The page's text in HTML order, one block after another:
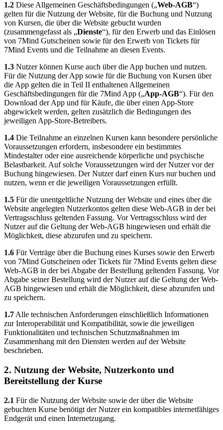
1.2 Diese Allgemeinen Geschäftsbedingungen („Web-AGB“)
gelten für die Nutzung der Website, für die Buchung und Nutzung
von Kursen, die über die Website gebucht wurden
(zusammengefasst als „Dienste“), für den Erwerb und das Einlösen
von 7Mind Gutscheinen sowie für den Erwerb von Tickets für
7Mind Events und die Teilnahme an diesen Events.
1.3 Nutzer können Kurse auch über die App buchen und nutzen.
Für die Nutzung der App sowie für die Buchung von Kursen über
die App gelten die in Teil II enthaltenen Allgemeinen
Geschäftsbedingungen für die 7Mind App („App-AGB“). Für den
Download der App und für Käufe, die über einen App-Store
abgewickelt werden, gelten zusätzlich die Bedingungen des
jeweiligen App-Store-Betreibers.
1.4 Die Teilnahme an einzelnen Kursen kann besondere persönliche
Voraussetzungen erfordern, insbesondere ein bestimmtes
Mindestalter oder eine ausreichende körperliche und psychische
Belastbarkeit. Auf solche Voraussetzungen wird der Nutzer vor der
Buchung hingewiesen. Der Nutzer darf einen Kurs nur buchen und
nutzen, wenn er die jeweiligen Voraussetzungen erfüllt.
1.5 Für die unentgeltliche Nutzung der Website und eines über die
Website angelegten Nutzerkontos gelten diese Web-AGB in der bei
Vertragsschluss geltenden Fassung. Vor Vertragsschluss wird der
Nutzer auf die Geltung der Web-AGB hingewiesen und erhält die
Möglichkeit, diese abzurufen und zu speichern.
1.6 Für Verträge über die Buchung eines Kurses sowie den Erwerb
von 7Mind Gutscheinen oder Tickets für 7Mind Events gelten diese
Web-AGB in der bei Abgabe der Bestellung geltenden Fassung. Vor
Abgabe seiner Bestellung wird der Nutzer auf die Geltung der Web-
AGB hingewiesen und erhält die Möglichkeit, diese abzurufen und
zu speichern.
1.7Alle technischen Anforderungen einschließlich Informationen
zur Interoperabilität und Kompatibilität, sowie die jeweiligen
Funktionalitäten und technischen Schutzmaßnahmen im
Zusammenhang mit den Diensten werden auf der Website
beschrieben.
2. Nutzung der Website, Nutzerkonto und
Bereitstellung der Kurse
2.1 Für die Nutzung der Website sowie der über die Website
gebuchten Kurse benötigt der Nutzer ein kompatibles internetfähiges
Endgerät und einen Internetzugang.